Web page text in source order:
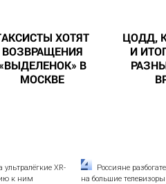
ХОТЯТ
ВОЗВРАЩЕНИЯ
В
МОСКВЕ
ЦОДД,
И
XR-
к ним
Россияне
на большие телевизоры